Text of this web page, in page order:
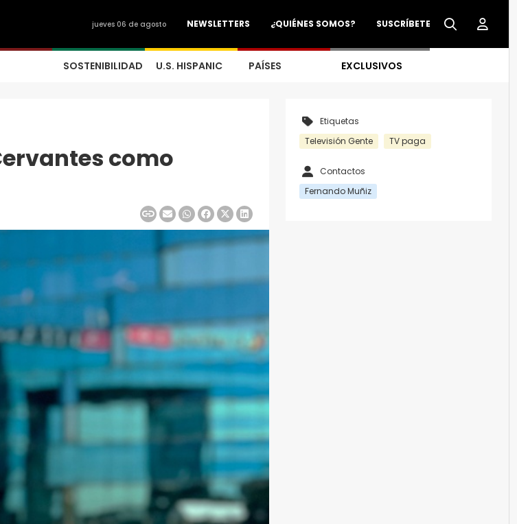
SUSCRÍBETE
¿QUIÉNES SOMOS?
NEWSLETTERS
jueves 06 de agosto
SOSTENIBILIDAD U.S. HISPANIC PAÍSES EXCLUSIVOS
como
Etiquetas
Televisión Gente
TV paga
Contactos
Fernando Muñiz